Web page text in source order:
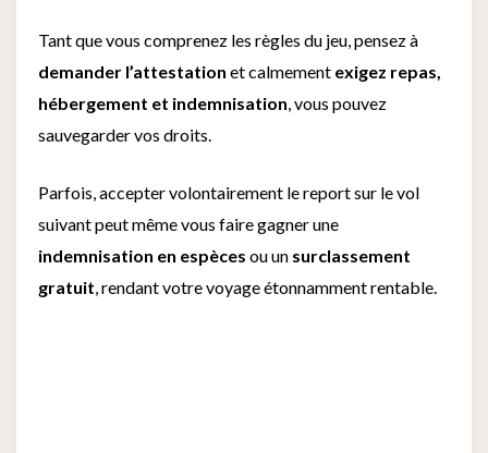
Tant que vous comprenez les règles du jeu, pensez à
demander l’attestation et calmement exigez repas,
hébergement et indemnisation, vous pouvez
sauvegarder vos droits.
Parfois, accepter volontairement le report sur le vol
suivant peut même vous faire gagner une
indemnisation en espèces ou un surclassement
gratuit, rendant votre voyage étonnamment rentable.